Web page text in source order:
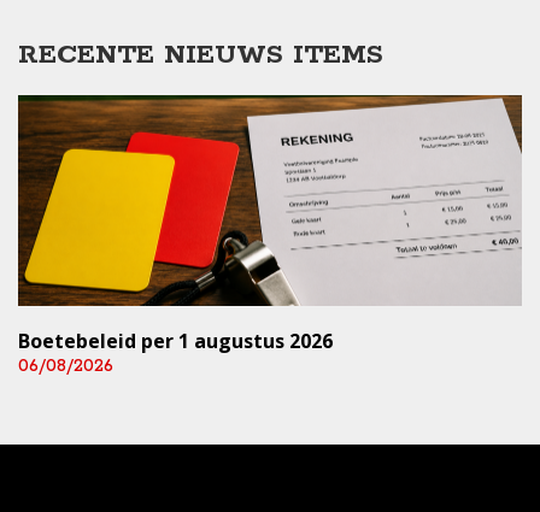
RECENTE NIEUWS ITEMS
Boetebeleid per 1 augustus 2026
06/08/2026